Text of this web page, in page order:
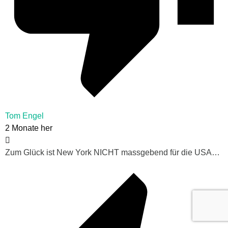
Tom Engel
2 Monate her
Zum Glück ist New York NICHT massgebend für die USA…